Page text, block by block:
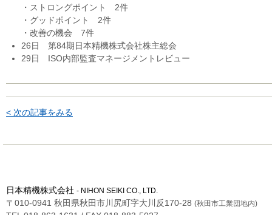
・ストロングポイント 2件
・グッドポイント 2件
・改善の機会 7件
26日 第84期日本精機株式会社株主総会
29日 ISO内部監査マネージメントレビュー
< 次の記事をみる
日本精機株式会社 - NIHON SEIKI CO., LTD.
〒010-0941 秋田県秋田市川尻町字大川反170-28 (秋田市工業団地内)